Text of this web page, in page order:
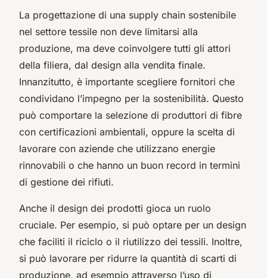
La progettazione di una supply chain sostenibile
nel settore tessile non deve limitarsi alla
produzione, ma deve coinvolgere tutti gli attori
della filiera, dal design alla vendita finale.
Innanzitutto, è importante scegliere fornitori che
condividano l’impegno per la sostenibilità. Questo
può comportare la selezione di produttori di fibre
con certificazioni ambientali, oppure la scelta di
lavorare con aziende che utilizzano energie
rinnovabili o che hanno un buon record in termini
di gestione dei rifiuti.
Anche il design dei prodotti gioca un ruolo
cruciale. Per esempio, si può optare per un design
che faciliti il riciclo o il riutilizzo dei tessili. Inoltre,
si può lavorare per ridurre la quantità di scarti di
produzione, ad esempio attraverso l’uso di